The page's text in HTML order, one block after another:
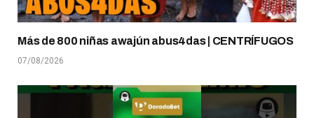
Más de 800 niñas awajún abus4das | CENTRÍFUGOS
07/08/2026